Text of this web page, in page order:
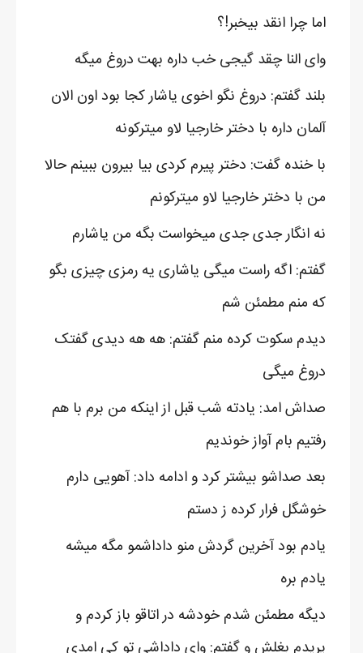
اما چرا انقد بیخبر!؟
وای النا چقد گیجی خب داره بهت دروغ میگه
بلند گفتم: دروغ نگو اخوی یاشار کجا بود اون الان
آلمان داره با دختر خارجیا لاو میترکونه
با خنده گفت: دختر پیرم کردی بیا بیرون ببینم حالا
من با دختر خارجیا لاو میترکونم
نه انگار جدی جدی میخواست بگه من یاشارم
گفتم: اگه راست میگی یاشاری یه رمزی چیزی بگو
که منم مطمئن شم
دیدم سکوت کرده منم گفتم: هه هه دیدی گفتک
دروغ میگی
صداش امد: یادته شب قبل از اینکه من برم با هم
رفتیم بام آواز خوندیم
بعد صداشو بیشتر کرد و ادامه داد: آهویی دارم
خوشگل فرار کرده ز دستم
یادم بود آخرین گردش منو داداشمو مگه میشه
یادم بره
دیگه مطمئن شدم خودشه در اتاقو باز کردم و
پریدم بغلش و گفتم: وای داداشی تو کی امدی